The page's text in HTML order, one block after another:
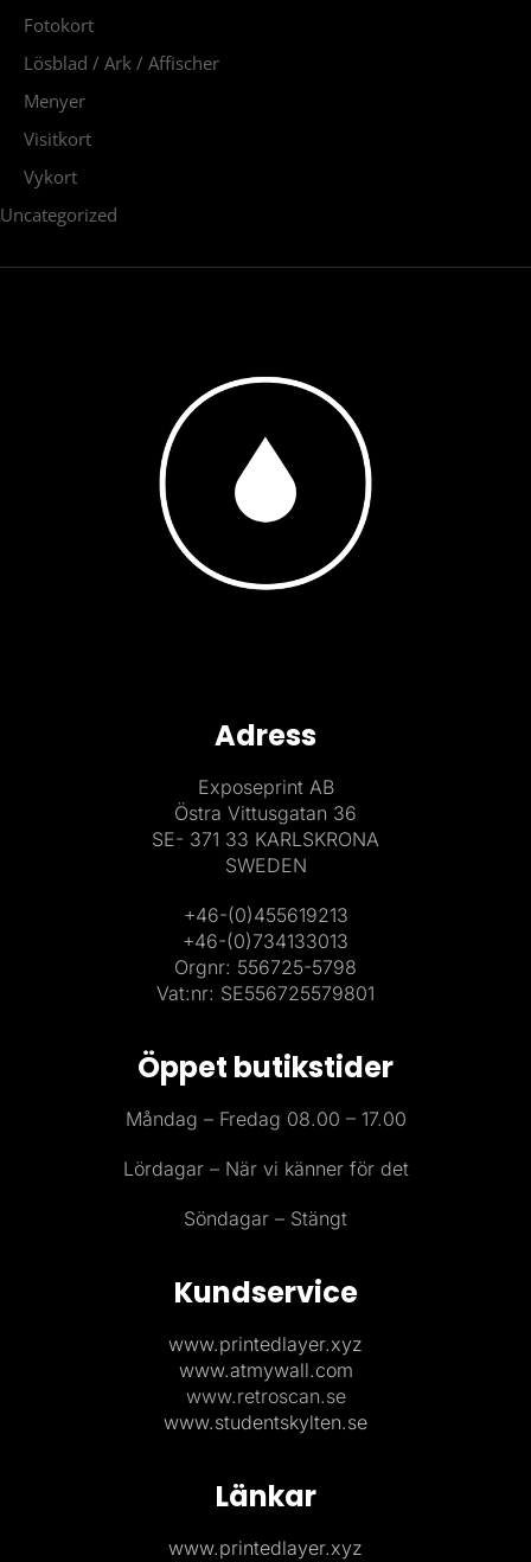
Fotokort
Lösblad / Ark / Affischer
Menyer
Visitkort
Vykort
Uncategorized
Adress
Exposeprint AB
Östra Vittusgatan 36
SE- 371 33 KARLSKRONA
SWEDEN
+46-(0)455619213
+46-(0)734133013
Orgnr: 556725-5798
Vat:nr: SE556725579801
Öppet butikstider
Måndag – Fredag 08.00 – 17.00
Lördagar – När vi känner för det
Söndagar – Stängt
Kundservice
www.printedlayer.xyz
www.atmywall.com
www.retroscan.se
www.studentskylten.se
Länkar
www.printedlayer.xyz